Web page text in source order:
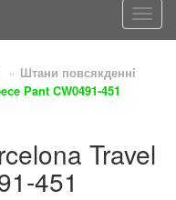
Штани повсякденнi
Pant CW0491-451
Travel
451